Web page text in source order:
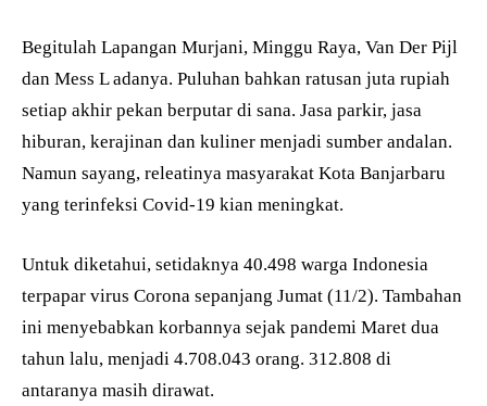
Begitulah Lapangan Murjani, Minggu Raya, Van Der Pijl
dan Mess L adanya. Puluhan bahkan ratusan juta rupiah
setiap akhir pekan berputar di sana. Jasa parkir, jasa
hiburan, kerajinan dan kuliner menjadi sumber andalan.
Namun sayang, releatinya masyarakat Kota Banjarbaru
yang terinfeksi Covid-19 kian meningkat.
Untuk diketahui, setidaknya 40.498 warga Indonesia
terpapar virus Corona sepanjang Jumat (11/2). Tambahan
ini menyebabkan korbannya sejak pandemi Maret dua
tahun lalu, menjadi 4.708.043 orang. 312.808 di
antaranya masih dirawat.